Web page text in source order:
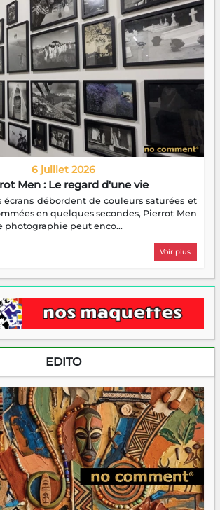
6 juillet 2026
Men : Le regard d'une vie
écrans débordent de couleurs saturées et
en quelques secondes, Pierrot Men
photographie peut enco...
Voir plus
EDITO